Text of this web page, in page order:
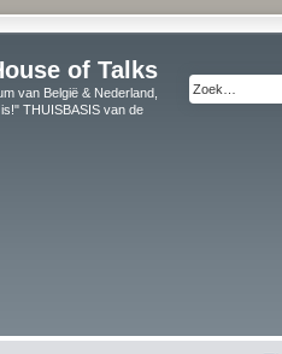
of Talks
van België & Nederland,
THUISBASIS van de